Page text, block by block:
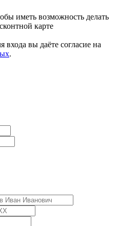
иметь возможность делать
карте
входа вы даёте согласие на
.